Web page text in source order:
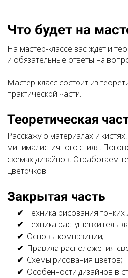
Что будет на
На мастер-классе вас ждет и
и обязательные ответы на
Мастер-класс состоит из
практической части.
Теоретическая
Расскажу о материалах и
минималистичного стиля.
схемах дизайнов. Отработаем
цветочков.
Закрытая часть
Техника рисования тонких
Техника растушёвки гель-
Основы композиции;
Правила расположения
Схемы рисования цветов;
Особенности дизайнов в